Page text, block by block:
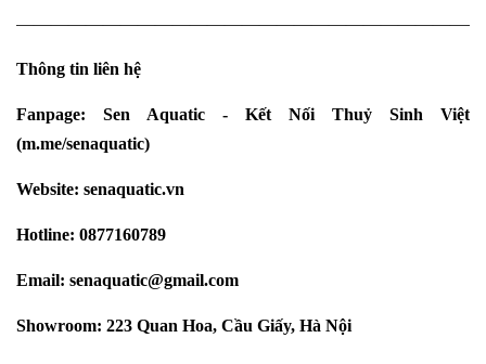
Thông tin liên hệ
Fanpage: Sen Aquatic - Kết Nối Thuỷ Sinh Việt
(m.me/senaquatic)
Website: senaquatic.vn
Hotline: 0877160789
Email: senaquatic@gmail.com
Showroom: 223 Quan Hoa, Cầu Giấy, Hà Nội